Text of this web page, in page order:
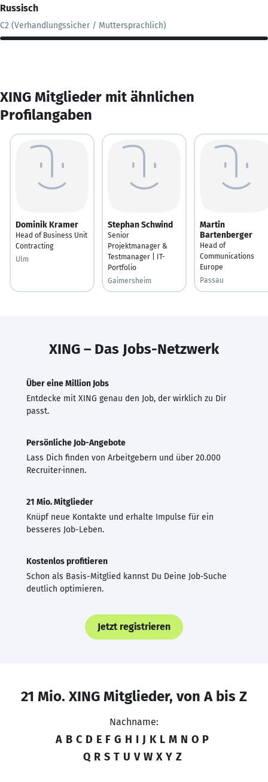
Russisch
C2 (Verhandlungssicher / Muttersprachlich)
XING Mitglieder mit ähnlichen
Profilangaben
Dominik Kramer
Head of Business Unit
Contracting
Ulm
Stephan Schwind
Senior
Projektmanager &
Testmanager | IT-
Portfolio
Gaimersheim
Martin
Bartenberger
Head of
Communications
Europe
Passau
XING – Das Jobs-Netzwerk
Über eine Million Jobs
Entdecke mit XING genau den Job, der wirklich zu Dir
passt.
Persönliche Job-Angebote
Lass Dich finden von Arbeitgebern und über 20.000
Recruiter·innen.
21 Mio. Mitglieder
Knüpf neue Kontakte und erhalte Impulse für ein
besseres Job-Leben.
Kostenlos profitieren
Schon als Basis-Mitglied kannst Du Deine Job-Suche
deutlich optimieren.
Jetzt registrieren
21 Mio. XING Mitglieder, von A bis Z
Nachname:
A B C D E F G H I J K L M N O P
Q R S T U V W X Y Z